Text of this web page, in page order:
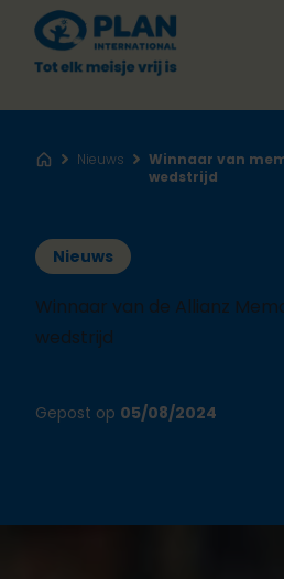
HomeNieuws
Winnaar van
wedstrijd
Nieuws
Winnaar van de Allianz
wedstrijd
Gepost op 05/08/2024